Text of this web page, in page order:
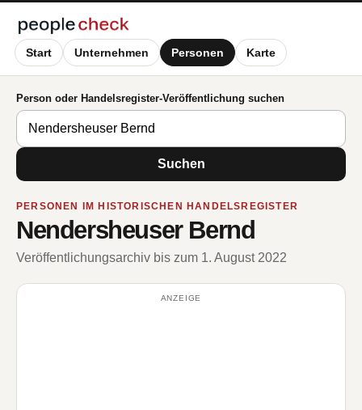
Start Unternehmen Personen Karte
Person oder Handelsregister-Veröffentlichung suchen
Suchen
PERSONEN IM HISTORISCHEN HANDELSREGISTER
Nendersheuser Bernd
Veröffentlichungsarchiv bis zum 1. August 2022
ANZEIGE